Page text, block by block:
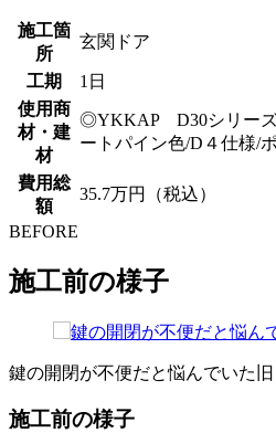
施工箇
所
玄関ドア
工期
1日
使用商
材・建
材
◎YKKAP D30シリー
ートパイン色/D４仕様/
費用総
額
35.7万円（税込）
BEFORE
施工前の様子
鍵の開閉が不便だと悩んでいた旧
施工前の様子